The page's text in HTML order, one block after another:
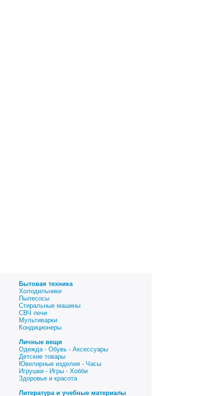
Бытовая техника
Холодильники
Пылесосы
Стиральные машины
СВЧ печи
Мультиварки
Кондиционеры
Личные вещи
Одежда - Обувь - Аксессуары
Детские товары
Ювелирные изделия - Часы
Игрушки - Игры - Хобби
Здоровье и красота
Литература и учебные материалы